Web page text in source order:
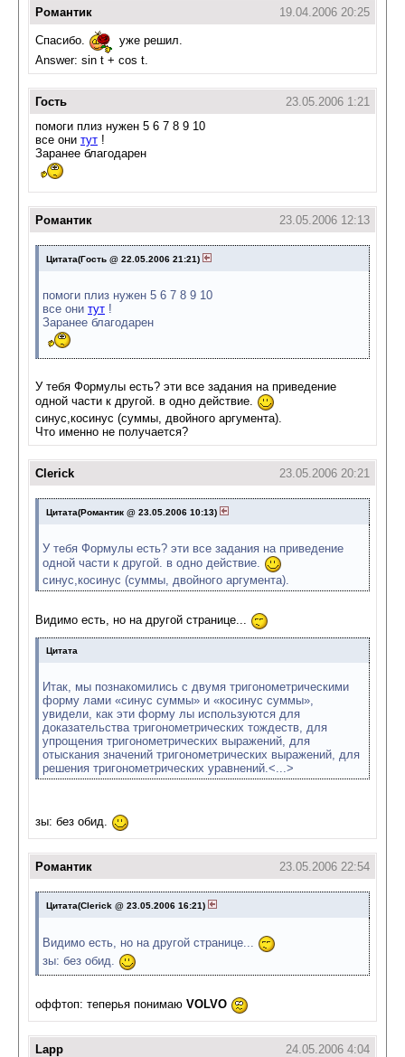
Романтик 19.04.2006 20:25
Спасибо.
уже решил.
Answer: sin t + cos t.
Гость
23.05.2006 1:21
помоги плиз нужен 5 6 7 8 9 10
все они тут !
Заранее благодарен
Романтик 23.05.2006 12:13
Цитата(Гость @ 22.05.2006 21:21)
помоги плиз нужен 5 6 7 8 9 10
все они тут !
Заранее благодарен
У тебя Формулы есть? эти все задания на приведение
одной части к другой. в одно действие.
синус,косинус (суммы, двойного аргумента).
Что именно не получается?
Clerick 23.05.2006 20:21
Цитата(Романтик @ 23.05.2006 10:13)
У тебя Формулы есть? эти все задания на приведение
одной части к другой. в одно действие.
синус,косинус (суммы, двойного аргумента).
Видимо есть, но на другой странице...
Цитата
Итак, мы познакомились с двумя тригонометрическими
форму лами «синус суммы» и «косинус суммы»,
увидели, как эти форму лы используются для
доказательства тригонометрических тождеств, для
упрощения тригонометрических выражений, для
отыскания значений тригонометрических выражений, для
решения тригонометрических уравнений.<...>
зы: без обид.
Романтик 23.05.2006 22:54
Цитата(Clerick @ 23.05.2006 16:21)
Видимо есть, но на другой странице...
зы: без обид.
оффтоп: теперья понимаю VOLVO
Lapp 24.05.2006 4:04